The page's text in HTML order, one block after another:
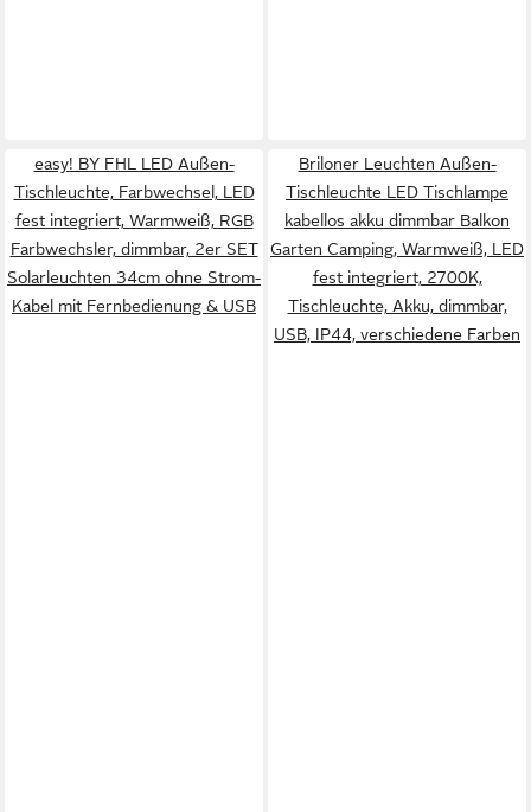
easy! BY FHL LED Außen-
Tischleuchte, Farbwechsel, LED
fest integriert, Warmweiß, RGB
Farbwechsler, dimmbar, 2er SET
Solarleuchten 34cm ohne Strom-
Kabel mit Fernbedienung & USB
Briloner Leuchten Außen-
Tischleuchte LED Tischlampe
kabellos akku dimmbar Balkon
Garten Camping, Warmweiß, LED
fest integriert, 2700K,
Tischleuchte, Akku, dimmbar,
USB, IP44, verschiedene Farben